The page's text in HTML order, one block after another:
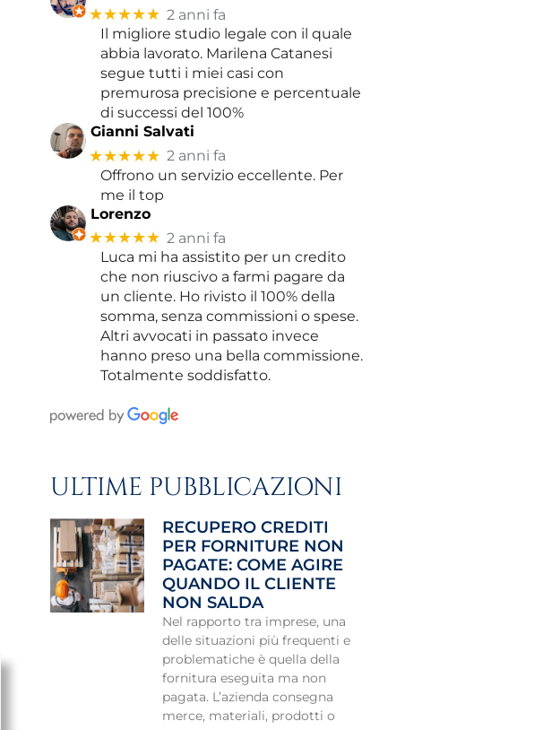
★★★★★ 2 anni fa
Il migliore studio legale con il quale
abbia lavorato. Marilena Catanesi
segue tutti i miei casi con
premurosa precisione e percentuale
di successi del 100%
Gianni Salvati
★★★★★ 2 anni fa
Offrono un servizio eccellente. Per
me il top
Lorenzo
★★★★★ 2 anni fa
Luca mi ha assistito per un credito
che non riuscivo a farmi pagare da
un cliente. Ho rivisto il 100% della
somma, senza commissioni o spese.
Altri avvocati in passato invece
hanno preso una bella commissione.
Totalmente soddisfatto.
ULTIME PUBBLICAZIONI
RECUPERO CREDITI
PER FORNITURE NON
PAGATE: COME AGIRE
QUANDO IL CLIENTE
NON SALDA
Nel rapporto tra imprese, una
delle situazioni più frequenti e
problematiche è quella della
fornitura eseguita ma non
pagata. L’azienda consegna
merce, materiali, prodotti o